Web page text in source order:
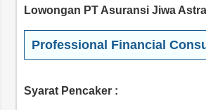
Lowongan PT Asuransi Jiwa
Professional Financial
Syarat Pencaker :